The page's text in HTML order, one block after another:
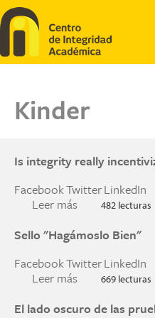
Pasar al contenido principal
Kinder
Is integrity really
FacebookTwitterLinkedIn
Leer más sobre Is
482 lecturas
Sello "Hagámoslo Bien"
FacebookTwitterLinkedIn
Leer más sobre Sello
669 lecturas
El lado oscuro de las